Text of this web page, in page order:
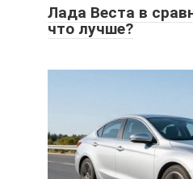
Лада Веста в
что лучше?